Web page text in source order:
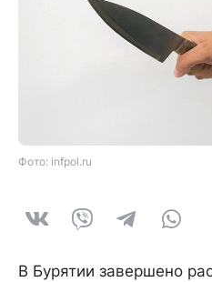
Фото: infpol.ru
В Бурятии завершено